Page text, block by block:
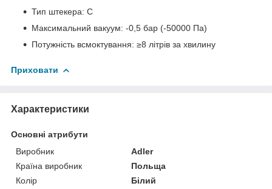
Тип штекера: C
Максимальний вакуум: -0,5 бар (-50000 Па)
Потужність всмоктування: ≥8 літрів за хвилину
Приховати
Характеристики
Основні атрибути
Виробник
Adler
Країна виробник
Польща
Колір
Білий